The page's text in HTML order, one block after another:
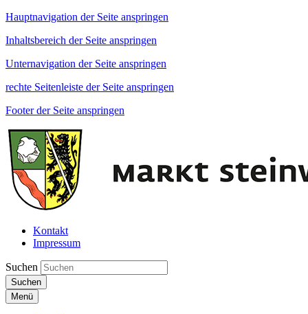
Hauptnavigation der Seite anspringen
Inhaltsbereich der Seite anspringen
Unternavigation der Seite anspringen
rechte Seitenleiste der Seite anspringen
Footer der Seite anspringen
Kontakt
Impressum
Suchen
Suchen
Menü